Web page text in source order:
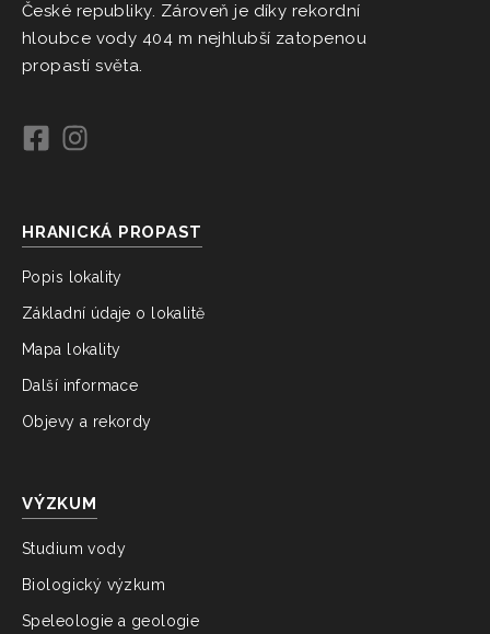
České republiky. Zároveň je díky rekordní
hloubce vody 404 m nejhlubší zatopenou
propastí světa.
HRANICKÁ PROPAST
Popis lokality
Základní údaje o lokalitě
Mapa lokality
Další informace
Objevy a rekordy
VÝZKUM
Studium vody
Biologický výzkum
Speleologie a geologie